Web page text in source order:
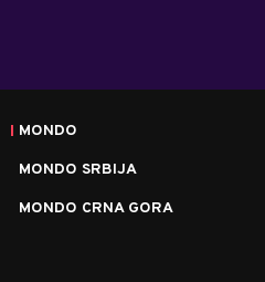
MONDO
MONDO SRBIJA
MONDO CRNA GORA